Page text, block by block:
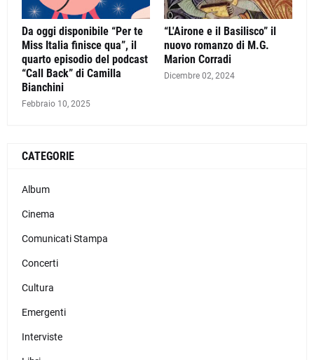
Da oggi disponibile “Per te
Miss Italia finisce qua”, il
quarto episodio del podcast
“Call Back” di Camilla
Bianchini
Febbraio 10, 2025
“L'Airone e il Basilisco” il
nuovo romanzo di M.G.
Marion Corradi
Dicembre 02, 2024
CATEGORIE
Album
Cinema
Comunicati Stampa
Concerti
Cultura
Emergenti
Interviste